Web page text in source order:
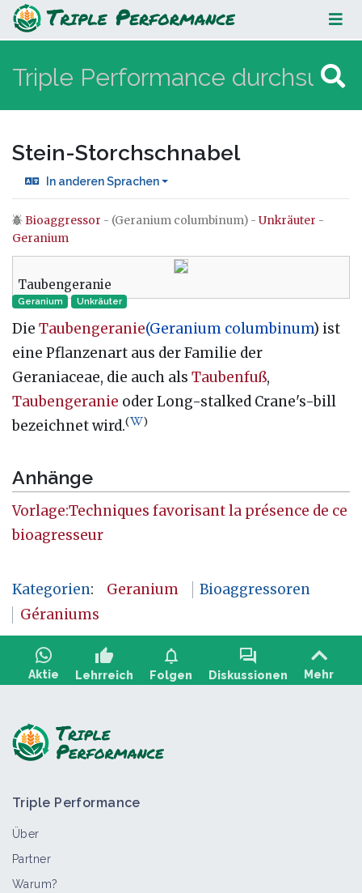
Stein-Storchschnabel
Stein-Storchschnabel
In anderen Sprachen
Wechseln zu: Navigation,Suche
Bioaggressor - (Geranium columbinum) - Unkräuter -
Geranium
Taubengeranie
Geranium Unkräuter
Die Taubengeranie(Geranium columbinum) ist
eine Pflanzenart aus der Familie der
Geraniaceae, die auch als Taubenfuß,
Taubengeranie oder Long-stalked Crane's-bill
bezeichnet wird.( )
Anhänge
Vorlage:Techniques favorisant la présence de ce
bioagresseur
Kategorien: Geranium
Bioaggressoren
Géraniums
Aktie
thumb_up
Lehrreich
notifications
Folgen
forum
Diskussionen Mehr
Triple Performance
Über
Partner
Warum?